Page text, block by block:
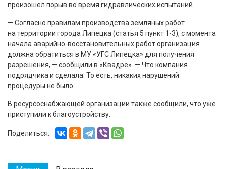
произошел порыв во время гидравлических испытаний.
— Согласно правилам производства земляных работ
на территории города Липецка (статья 5 пункт 1-3), с момента
начала аварийно-восстановительных работ организация
должна обратиться в МУ «УГС Липецка» для получения
разрешения, — сообщили в «Квадре». — Что компания
подрядчика и сделала. То есть, никаких нарушений
процедуры не было.
В ресурсоснабжающей организации также сообщили, что уже
приступили к благоустройству.
Поделиться: